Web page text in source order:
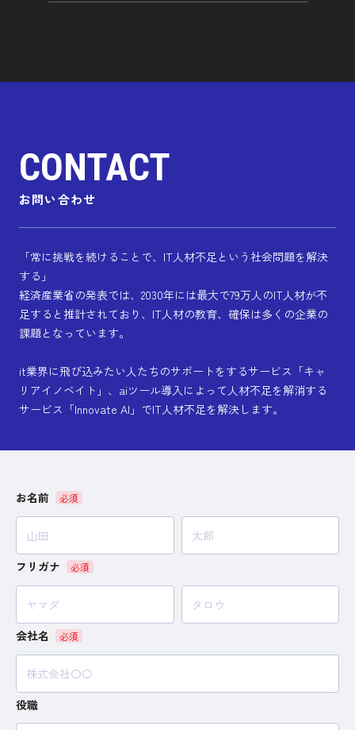
CONTACT
CONTACT
お問い合わせ
「常に挑戦を続けることで、IT人材不足という社会問題を解決
する」
経済産業省の発表では、2030年には最大で79万人のIT人材が不
足すると推計されており、IT人材の教育、確保は多くの企業の
課題となっています。
it業界に飛び込みたい人たちのサポートをするサービス「キャ
リアイノベイト」、aiツール導入によって人材不足を解消する
サービス「Innovate AI」でIT人材不足を解決します。
お名前
フリガナ
会社名
役職